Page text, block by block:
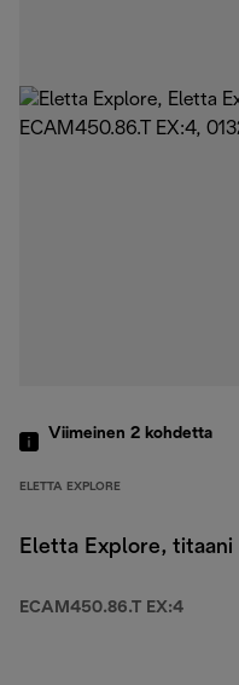
Viimeinen 2 kohdetta
ELETTA EXPLORE
Eletta Explore, titaani
ECAM450.86.T EX:4